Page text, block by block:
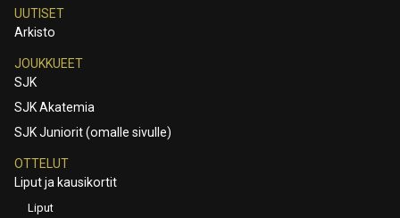
UUTISET
Arkisto
JOUKKUEET
SJK
SJK Akatemia
SJK Juniorit (omalle sivulle)
OTTELUT
Liput ja kausikortit
Liput